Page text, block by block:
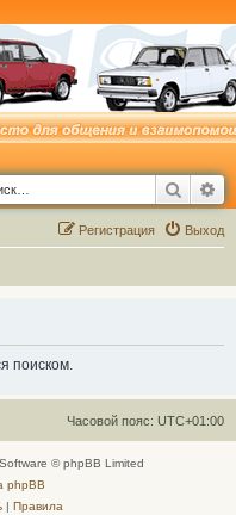
Поиск
Выход
Регистрация
поиском.
Часовой пояс: UTC+01:00
© phpBB Limited
phpBB
| Правила